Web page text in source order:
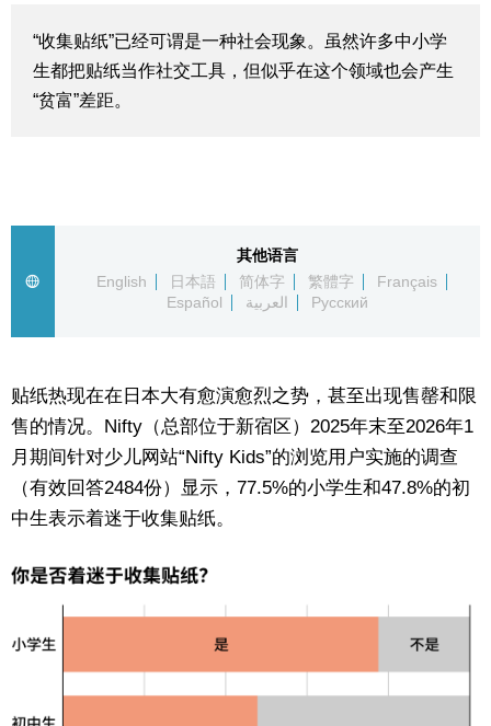
深度报道
视觉日本
日本信息库
日本一瞥
人物访谈
东京
编辑部通知
“收集贴纸”已经可谓是一种社会现象。虽然许多中小学
生都把贴纸当作社交工具，但似乎在这个领域也会产生
“贫富”差距。
其他语言
English
日本語 简体字 繁體字
Français
Español
العربية Русский
贴纸热现在在日本大有愈演愈烈之势，甚至出现售罄和限
售的情况。Nifty（总部位于新宿区）2025年末至2026年1
月期间针对少儿网站“Nifty Kids”的浏览用户实施的调查
（有效回答2484份）显示，77.5%的小学生和47.8%的初
中生表示着迷于收集贴纸。